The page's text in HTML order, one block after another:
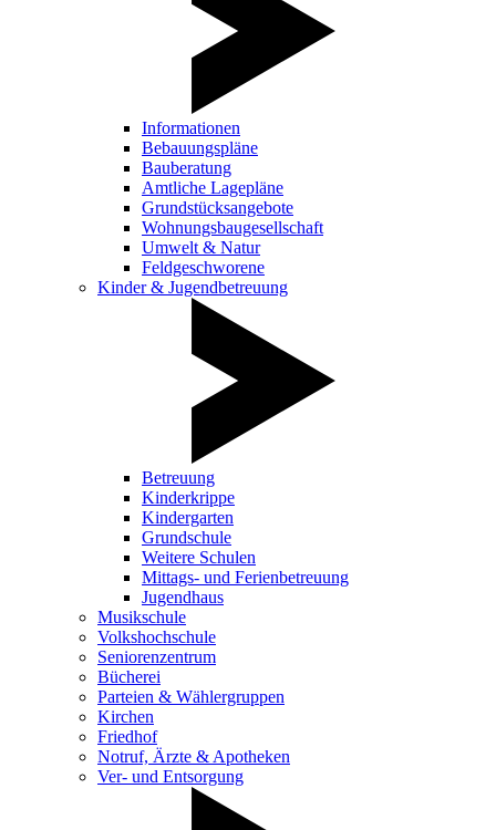
Informationen
Bebauungspläne
Bauberatung
Amtliche Lagepläne
Grundstücksangebote
Wohnungsbaugesellschaft
Umwelt & Natur
Feldgeschworene
Kinder & Jugendbetreuung
Betreuung
Kinderkrippe
Kindergarten
Grundschule
Weitere Schulen
Mittags- und Ferienbetreuung
Jugendhaus
Musikschule
Volkshochschule
Seniorenzentrum
Bücherei
Parteien & Wählergruppen
Kirchen
Friedhof
Notruf, Ärzte & Apotheken
Ver- und Entsorgung